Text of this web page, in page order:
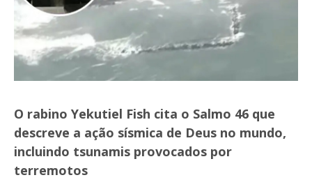
O rabino Yekutiel Fish cita o Salmo 46 que
descreve a ação sísmica de Deus no mundo,
incluindo tsunamis provocados por
terremotos